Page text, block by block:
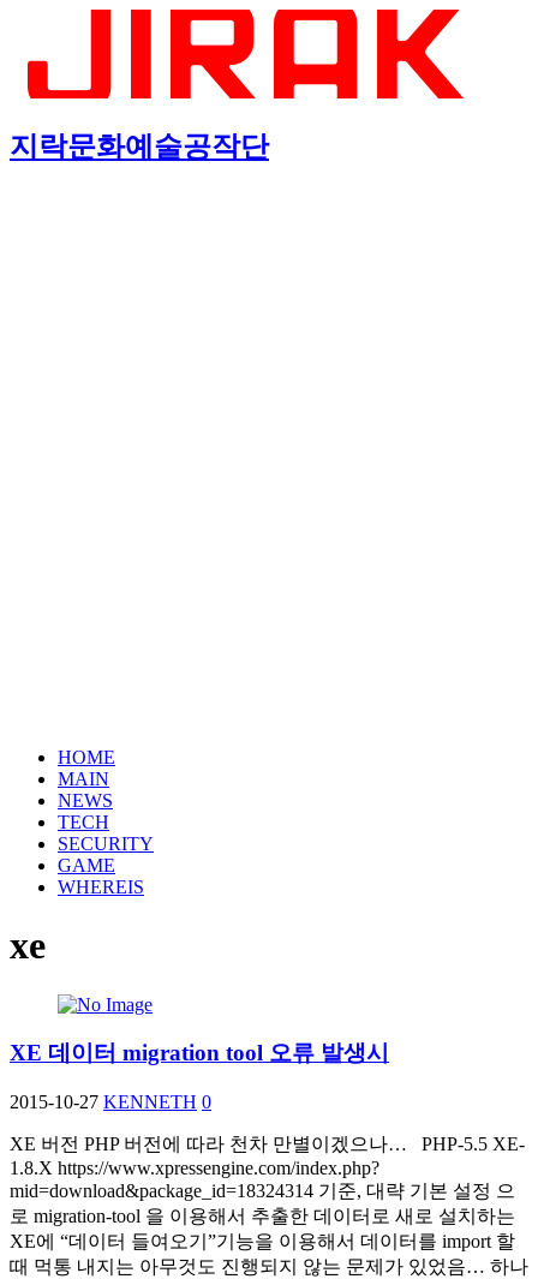
지락문화예술공작단
HOME
MAIN
NEWS
TECH
SECURITY
GAME
WHEREIS
xe
XE 데이터 migration tool 오류 발생시
2015-10-27 KENNETH 0
XE 버전 PHP 버전에 따라 천차 만별이겠으나… PHP-5.5 XE-
1.8.X https://www.xpressengine.com/index.php?
mid=download&package_id=18324314 기준, 대략 기본 설정 으
로 migration-tool 을 이용해서 추출한 데이터로 새로 설치하는
XE에 “데이터 들여오기”기능을 이용해서 데이터를 import 할
때 먹통 내지는 아무것도 진행되지 않는 문제가 있었음… 하나